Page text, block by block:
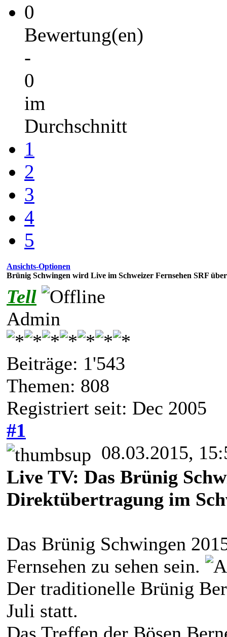
0
Bewertung(en)
-
0
im
Durchschnitt
1
2
3
4
5
Ansichts-Optionen
Brünig Schwingen wird Live im Schweizer Fernsehen SRF
Tell
Admin
Beiträge: 1'543
Themen: 808
Registriert seit: Dec 2005
#1
08.03.2015,
Live TV: Das Brünig
Direktübertragung im
Das Brünig Schwingen
Fernsehen zu sehen sein.
Der traditionelle Brünig
Juli statt.